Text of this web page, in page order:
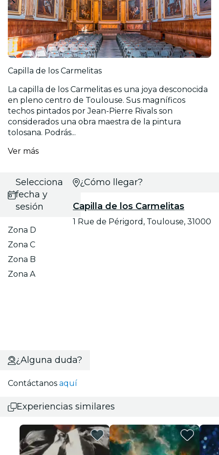
Capilla de los Carmelitas
La capilla de los Carmelitas es una joya desconocida
en pleno centro de Toulouse. Sus magníficos
techos pintados por Jean-Pierre Rivals son
considerados una obra maestra de la pintura
tolosana. Podrás...
Ver más
Selecciona
fecha y
sesión
Zona D
Zona C
Zona B
Zona A
¿Cómo llegar?
Capilla de los Carmelitas
1 Rue de Périgord, Toulouse, 31000
¿Alguna duda?
Contáctanos aquí
Experiencias similares